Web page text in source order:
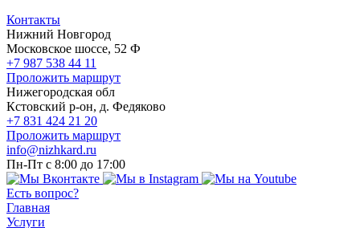
Контакты
Нижний Новгород
Московское шоссе, 52 Ф
+7 987 538 44 11
Проложить маршрут
Нижегородская обл
Кстовский р-он, д. Федяково
+7 831 424 21 20
Проложить маршрут
info@nizhkard.ru
Пн-Пт с 8:00 до 17:00
Есть вопрос?
Главная
Услуги